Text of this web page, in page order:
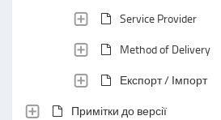
Service Provider
Method of Delivery
Експорт / Імпорт
Примітки до версії